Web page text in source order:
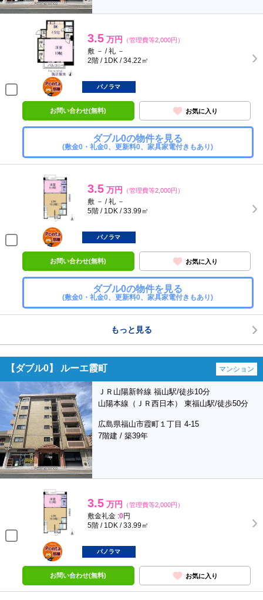
3.5 万円 （管理費等2,000円）
敷 － / 礼 －
2階 / 1DK / 34.22㎡
ポンタ
部屋
パノラマ
お問い合わせ(無料) お気に入り
ダブル0の物件を見る
(敷金0・礼金0、更新料0、家具家電付きもあり)
3.5 万円 （管理費等2,000円）
敷 － / 礼 －
5階 / 1DK / 33.99㎡
ポンタ
部屋
パノラマ
お問い合わせ(無料) お気に入り
ダブル0の物件を見る
(敷金0・礼金0、更新料0、家具家電付きもあり)
もっと見る
【ダブル0】 ルーエ霞町 マンション
ＪＲ山陽新幹線 福山駅/徒歩10分
山陽本線（ＪＲ西日本） 東福山駅/徒歩50分
広島県福山市霞町１丁目 4-15
7階建 / 築39年
3.5 万円 （管理費等2,000円）
敷金礼金 :0円
5階 / 1DK / 33.99㎡
ポンタ
部屋
パノラマ
お問い合わせ(無料) お気に入り